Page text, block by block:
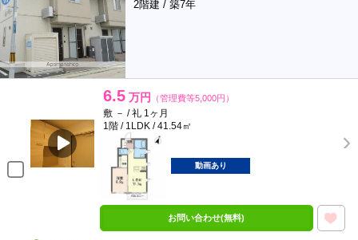
2階建 / 築7年
6.5 万円 （管理費等5,000円）
敷 － / 礼 1ヶ月
1階 / 1LDK / 41.54㎡
動画あり
お問い合わせ(無料)